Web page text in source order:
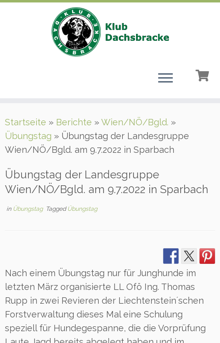
Inhalt
springen
Startseite » Berichte »Wien/NÖ/Bgld. »
Übungstag » Übungstag der Landesgruppe
Wien/NÖ/Bgld. am 9.7.2022 in Sparbach
Übungstag der Landesgruppe
Wien/NÖ/Bgld. am 9.7.2022 in Sparbach
in Übungstag TaggedÜbungstag
Nach einem Übungstag nur für Junghunde im
letzten März organisierte LL Ofö Ing. Thomas
Rupp in zwei Revieren der Liechtenstein´schen
Forstverwaltung dieses Mal eine Schulung
speziell für Hundegespanne, die die Vorprüfung